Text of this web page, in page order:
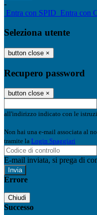
-
Entra con SPID Entra con
Seleziona utente
button close ×
Recupero password
button close ×
all'indirizzo indicato con le
Non hai una e-mail associata al
tramite la Login Spaggiari
E-mail inviata, si prega di
Errore
Chiudi
Successo